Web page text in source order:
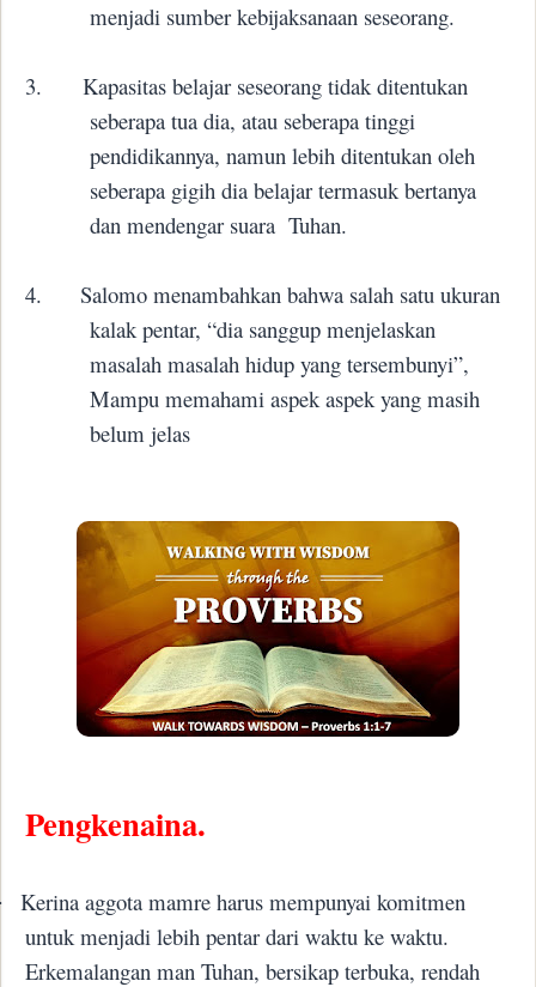
menjadi sumber kebijaksanaan seseorang.
3.
Kapasitas belajar seseorang tidak ditentukan
seberapa tua dia, atau seberapa tinggi
pendidikannya, namun lebih ditentukan oleh
seberapa gigih dia belajar termasuk bertanya
dan mendengar suara Tuhan.
4.
Salomo menambahkan bahwa salah satu ukuran
kalak pentar, “dia sanggup menjelaskan
masalah masalah hidup yang tersembunyi”,
Mampu memahami aspek aspek yang masih
belum jelas
Pengkenaina.
Kerina aggota mamre harus mempunyai komitmen
untuk menjadi lebih pentar dari waktu ke waktu.
Erkemalangan man Tuhan, bersikap terbuka, rendah